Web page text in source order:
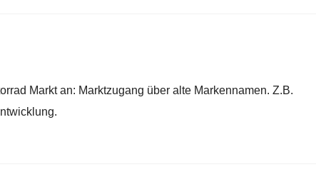
Markt an: Marktzugang über alte Markennamen. Z.B.